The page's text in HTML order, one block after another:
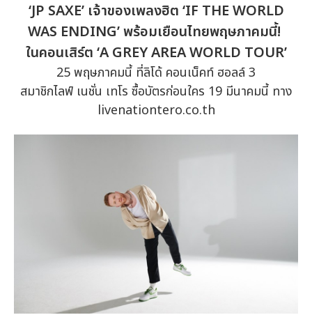
‘JP SAXE’ เจ้าของเพลงฮิต ‘IF THE WORLD
WAS ENDING’ พร้อมเยือนไทยพฤษภาคมนี้!
ในคอนเสิร์ต ‘A GREY AREA WORLD TOUR’
25 พฤษภาคมนี้ ที่ลิโด้ คอนเน็คท์ ฮอลล์ 3
สมาชิกไลฟ์ เนชั่น เทโร ซื้อบัตรก่อนใคร 19 มีนาคมนี้ ทาง
livenationtero.co.th